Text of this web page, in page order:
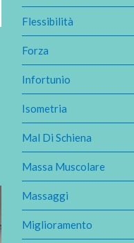
Flessibilità
Forza
Infortunio
Isometria
Mal Di Schiena
Massa Muscolare
Massaggi
Miglioramento